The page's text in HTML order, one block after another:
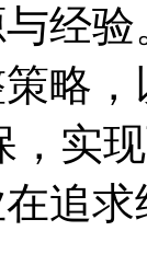
经
略
，实
追